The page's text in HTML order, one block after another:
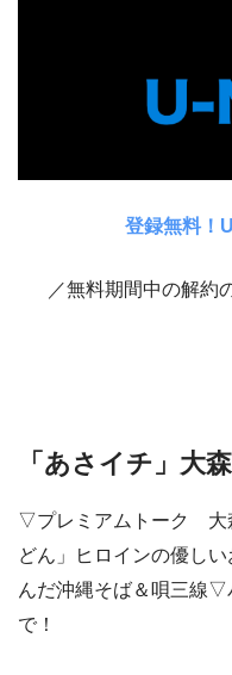
登録無料！
／無料期間中の解約
「あさイチ」大
▽プレミアムトーク 大
どん」ヒロインの優し
んだ沖縄そば＆唄三線▽
で！